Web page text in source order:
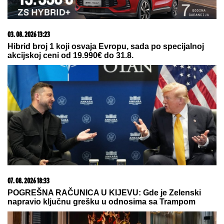
07. 08. 2026 18:27
VUČIĆ UGOSTIO ZELENSKOG: Predsednik se oglasio
na instagramu (FOTO)